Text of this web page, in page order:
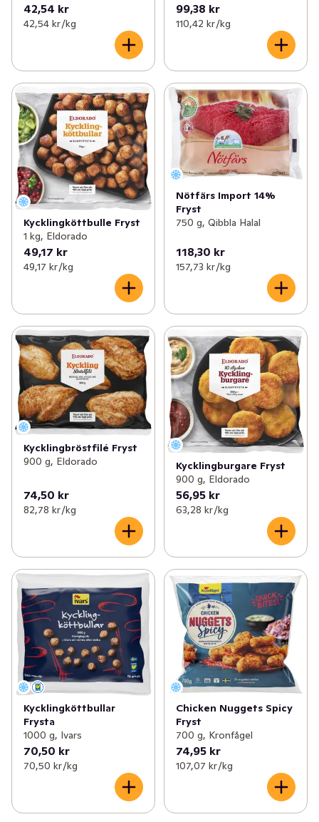
42,54 kr
42,54 kr /kg
99,38 kr
110,42 kr /kg
Kycklingköttbulle Fryst
1 kg, Eldorado
49,17 kr
49,17 kr /kg
Nötfärs Import 14%
Fryst
750 g, Qibbla Halal
118,30 kr
157,73 kr /kg
Kycklingbröstfilé Fryst
900 g, Eldorado
74,50 kr
82,78 kr /kg
Kycklingburgare Fryst
900 g, Eldorado
56,95 kr
63,28 kr /kg
Kycklingköttbullar
Frysta
1000 g, Ivars
70,50 kr
70,50 kr /kg
Chicken Nuggets Spicy
Fryst
700 g, Kronfågel
74,95 kr
107,07 kr /kg